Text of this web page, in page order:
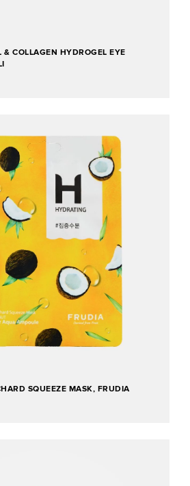
COLLAGEN HYDROGEL EYE
SQUEEZE MASK, FRUDIA